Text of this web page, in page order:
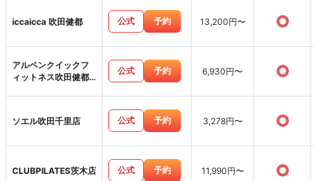
iccaicca 吹田健都 公式 予約 13,200円〜 ○
アルペンクイックフ
ィットネス吹田健都
公式 予約 6,930円〜 ○
ソエル吹田千里店 公式 予約 3,278円〜 ○
CLUBPILATES茨木店 公式 予約 11,990円〜 ○